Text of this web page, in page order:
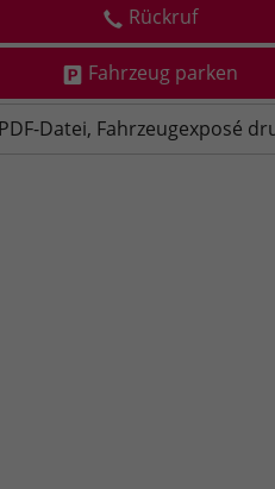
Rückruf
Fahrzeug parken
Datei, Fahrzeugexposé